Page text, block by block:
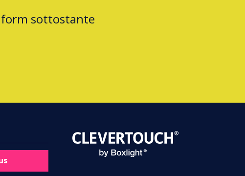
sottostante